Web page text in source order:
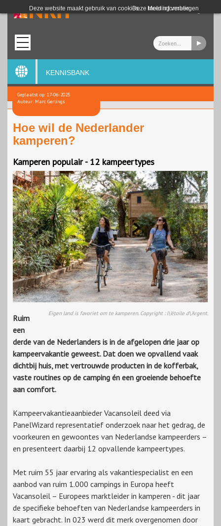
Deze website maakt gebruik van cookies. Meer informatie
Deze melding verbergen
Login
KENNISBANK
Geplaatst op: 17-06-2025
Auteur: Marc Gerlings
Hoe wil de Nederlander
kamperen?
Kamperen populair - 12 kampeertypes
Eigen land is favoriet om te kamperen. Copyright : l\'étoile d\'Argent.
Ruim
een
derde van de Nederlanders is in de afgelopen drie jaar op
kampeervakantie geweest. Dat doen we opvallend vaak
dichtbij huis, met vertrouwde producten in de kofferbak,
vaste routines op de camping én een groeiende behoefte
aan comfort.
Kampeervakantieaanbieder Vacansoleil deed via
PanelWizard representatief onderzoek naar het gedrag, de
voorkeuren en gewoontes van Nederlandse kampeerders –
en presenteert daarbij 12 opvallende kampeertypes.
Met ruim 55 jaar ervaring als vakantiespecialist en een
aanbod van ruim 1.000 campings in Europa heeft
Vacansoleil – Europees marktleider in kamperen - dit jaar
de specifieke behoeften van Nederlandse kampeerders in
kaart gebracht. In 023 werd dit merk overgenomen door